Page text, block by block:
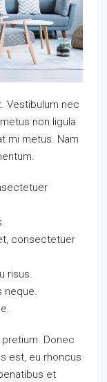
Vestibulum nec
non ligula
mi metus. Nam
consectetuer
risus.
neque.
Donec
est, eu rhoncus
et